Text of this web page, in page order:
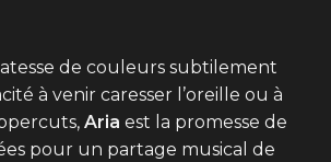
de couleurs subtilement
à venir caresser l’oreille ou à
Aria est la promesse de
pour un partage musical de